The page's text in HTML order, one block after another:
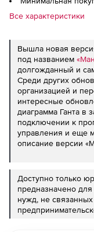
Все характеристики
Вышла новая
под названием
долгожданный и
Среди других
организацией и
интересные
диаграмма Ганта в
подключении к
управления и еще
описание версии
Доступно только
предназначено
нужд, не